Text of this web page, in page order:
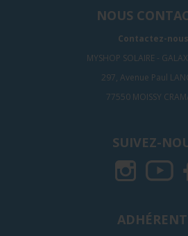
NOUS
Contactez-
MYSHOP SOLAIRE -
297, Avenue Paul
77550 MOISSY
SUIVEZ-